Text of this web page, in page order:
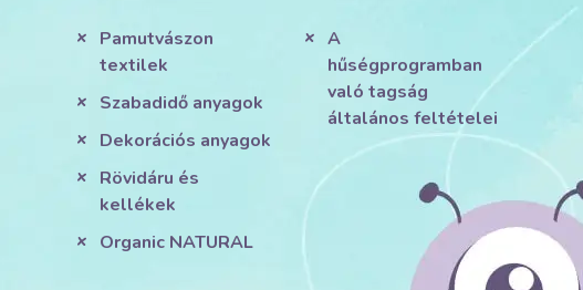
Pamutvászon
textilek
Szabadidő anyagok
Dekorációs anyagok
Rövidáru és
kellékek
Organic NATURAL
A
hűségprogramban
való tagság
általános feltételei